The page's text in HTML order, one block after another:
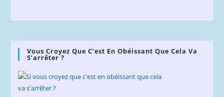
Vous Croyez Que C’est En Obéissant Que Cela Va
S’arrêter ?